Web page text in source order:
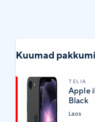
Kuumad
TELIA
Apple
Black
Laos